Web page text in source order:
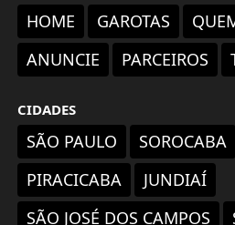
HOME GAROTAS
ANUNCIE
PARCEIROS
CIDADES
SÃO PAULO SOROCABA
PIRACICABA
JUNDIAÍ
SÃO JOSÉ DOS CAMPOS